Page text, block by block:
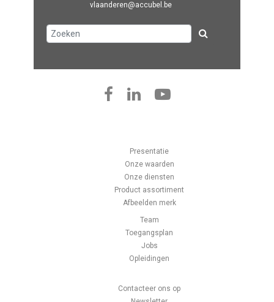
vlaanderen@accubel.be
Presentatie
Onze waarden
Onze diensten
Product assortiment
Afbeelden merk
Team
Toegangsplan
Jobs
Opleidingen
Contacteer ons op